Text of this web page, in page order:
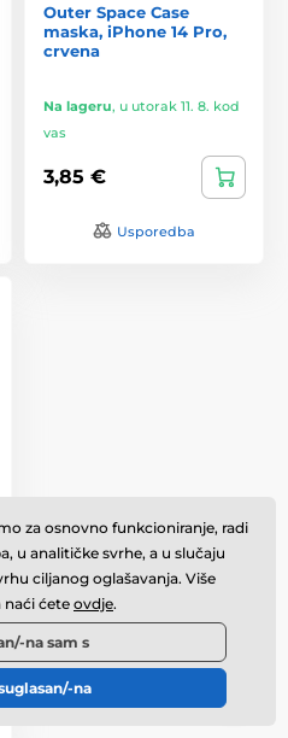
Outer Space Case
maska, iPhone 14 Pro,
crvena
Na lageru, u utorak 11. 8. kod
vas
3,85 €
Usporedba
za osnovno funkcioniranje, radi
u analitičke svrhe, a u slučaju
ciljanog oglašavanja. Više
naći ćete ovdje.
na sam s
na